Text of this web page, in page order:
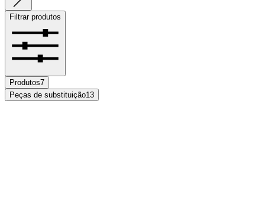
Filtrar produtos
Produtos7
Peças de substituição13